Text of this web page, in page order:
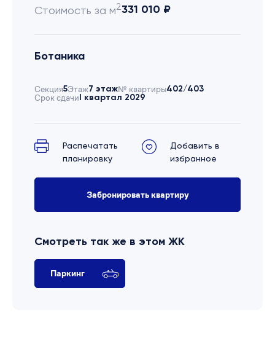
Стоимость за м2331 010 ₽
Ботаника
Секция5Этаж7 этаж№ квартиры402/403
Срок сдачиI квартал 2029
Распечатать
планировку
Добавить в
избранное
Забронировать квартиру
Смотреть так же в этом ЖК
Паркинг